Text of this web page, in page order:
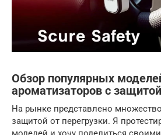
Обзор популярных
ароматизаторов с
На рынке представлено
защитой от перегрузки. Я